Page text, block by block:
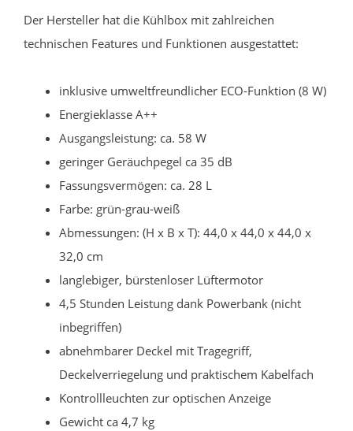
Der Hersteller hat die Kühlbox mit zahlreichen
technischen Features und Funktionen ausgestattet:
inklusive umweltfreundlicher ECO-Funktion (8 W)
Energieklasse A++
Ausgangsleistung: ca. 58 W
geringer Geräuchpegel ca 35 dB
Fassungsvermögen: ca. 28 L
Farbe: grün-grau-weiß
Abmessungen: (H x B x T): 44,0 x 44,0 x 44,0 x
32,0 cm
langlebiger, bürstenloser Lüftermotor
4,5 Stunden Leistung dank Powerbank (nicht
inbegriffen)
abnehmbarer Deckel mit Tragegriff,
Deckelverriegelung und praktischem Kabelfach
Kontrollleuchten zur optischen Anzeige
Gewicht ca 4,7 kg